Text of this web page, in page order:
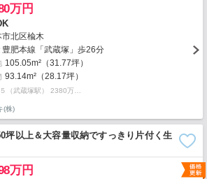
万円
市北区楡木
豊肥本線「武蔵塚」歩26分
105.05m²（31.77坪）
93.14m²（28.17坪）
（武蔵塚駅） 2380万…
(株)
坪以上＆大容量収納ですっきり片付く生
万円